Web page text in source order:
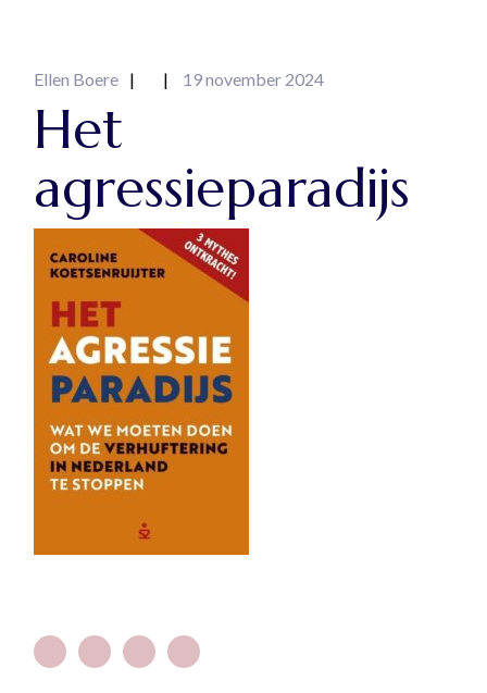
Ellen Boere 19 november 2024
Het
agressieparadijs